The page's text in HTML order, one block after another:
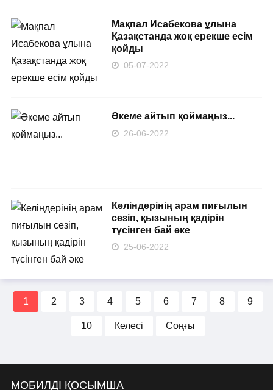
Мақпал Исабекова ұлына
Қазақстанда жоқ ерекше есім
қойды
05-07-2022
Әкеме айтып қоймаңыз...
26-06-2022
Келіндерінің арам пиғылын
сезіп, қызының қадірін
түсінген бай әке
25-06-2022
1 2 3 4 5 6 7 8 9
10 Келесі Соңғы
МОБИЛДІ ҚОСЫМША